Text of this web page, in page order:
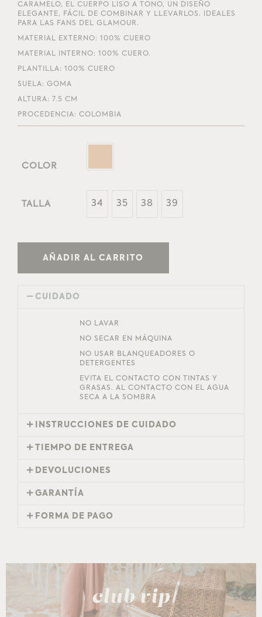
CARAMELO, EL CUERPO LISO A TONO, UN DISEÑO
ELEGANTE, FÁCIL DE COMBINAR Y LLEVARLOS. IDEALES
PARA LAS FANS DEL GLAMOUR.
MATERIAL EXTERNO: 100% CUERO
MATERIAL INTERNO: 100% CUERO.
PLANTILLA: 100% CUERO
SUELA: GOMA
ALTURA: 7.5 CM
PROCEDENCIA: COLOMBIA
COLOR
TALLA 34 35 38 39
AÑADIR AL CARRITO
CUIDADO
NO LAVAR
NO SECAR EN MÁQUINA
NO USAR BLANQUEADORES O
DETERGENTES
EVITA EL CONTACTO CON TINTAS Y
GRASAS. AL CONTACTO CON EL AGUA
SECA A LA SOMBRA
INSTRUCCIONES DE CUIDADO
TIEMPO DE ENTREGA
DEVOLUCIONES
GARANTÍA
FORMA DE PAGO
club vip